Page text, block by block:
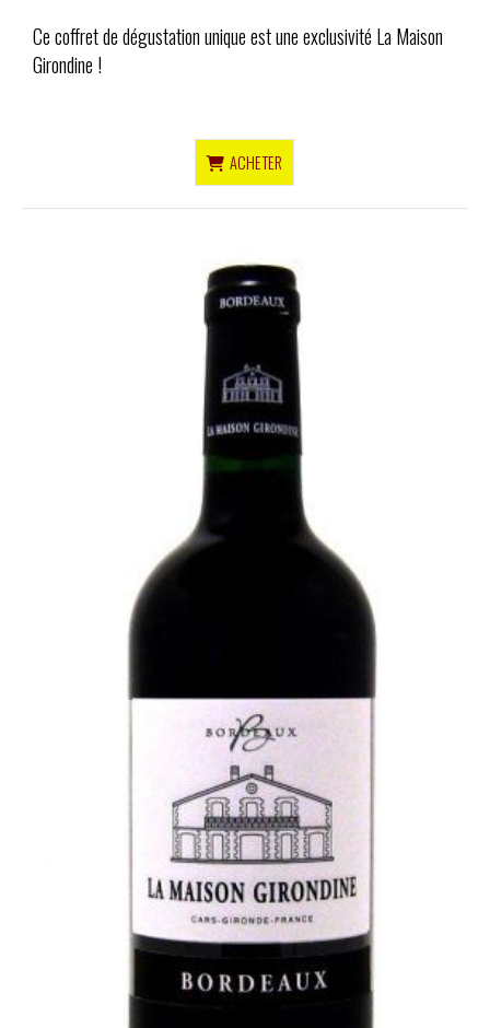
Ce coffret de dégustation unique est une exclusivité La Maison
Girondine !
ACHETER